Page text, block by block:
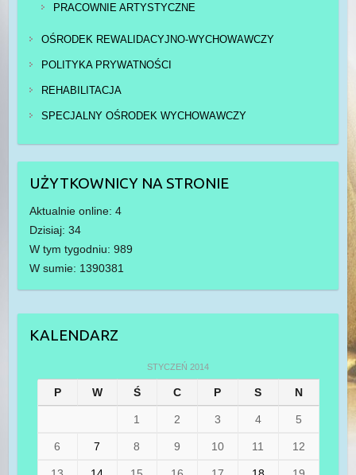
PRACOWNIE ARTYSTYCZNE
OŚRODEK REWALIDACYJNO-WYCHOWAWCZY
POLITYKA PRYWATNOŚCI
REHABILITACJA
SPECJALNY OŚRODEK WYCHOWAWCZY
UŻYTKOWNICY NA STRONIE
Aktualnie online: 4
Dzisiaj: 34
W tym tygodniu: 989
W sumie: 1390381
KALENDARZ
STYCZEŃ 2014
P W Ś C P S N
1 2 3 4 5
6 7 8 9 10 11 12